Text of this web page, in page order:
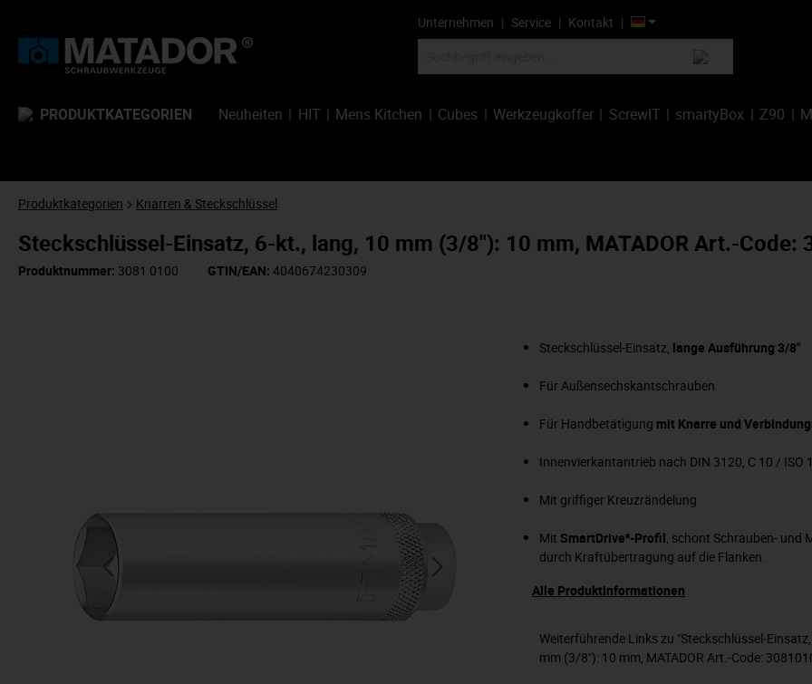
Unternehmen Service Kontakt
PRODUKTKATEGORIEN Neuheiten HIT Mens Kitchen Cubes Werkzeugkoffer ScrewIT smartyBox Z90
Produktkategorien Knarren & Steckschlüssel
Steckschlüssel-Einsatz, 6-kt., lang, 10 mm (3/8"): 10 mm, MATADOR Art.-Code:
Produktnummer: 3081 0100 GTIN/EAN: 4040674230309
Steckschlüssel-Einsatz, lange Ausführung 3/8"
Für Außensechskantschrauben
Für Handbetätigung mit Knarre und
Innenvierkantantrieb nach DIN 3120, C 10 / ISO
Mit griffiger Kreuzrändelung
Mit SmartDrive²-Profil, schont Schrauben- und
durch Kraftübertragung auf die Flanken.
Alle Produktinformationen
Weiterführende Links zu "Steckschlüssel-
mm (3/8"): 10 mm, MATADOR Art.-Code: